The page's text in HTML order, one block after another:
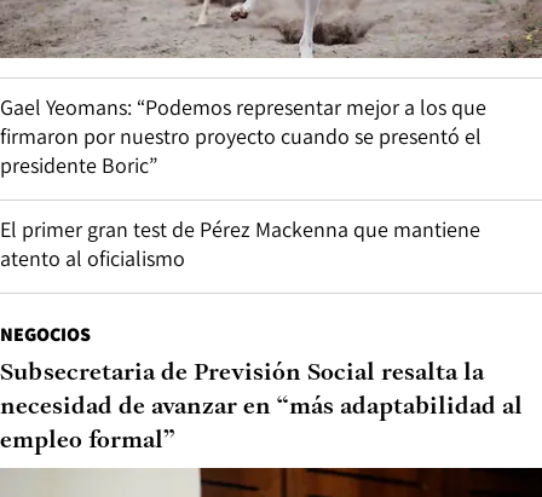
Gael Yeomans: “Podemos representar mejor a los que
firmaron por nuestro proyecto cuando se presentó el
presidente Boric”
El primer gran test de Pérez Mackenna que mantiene
atento al oficialismo
NEGOCIOS
Subsecretaria de Previsión Social resalta la
necesidad de avanzar en “más adaptabilidad al
empleo formal”